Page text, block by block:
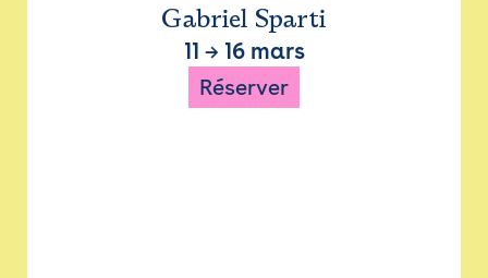
Gabriel Sparti
11 → 16 mars
Réserver